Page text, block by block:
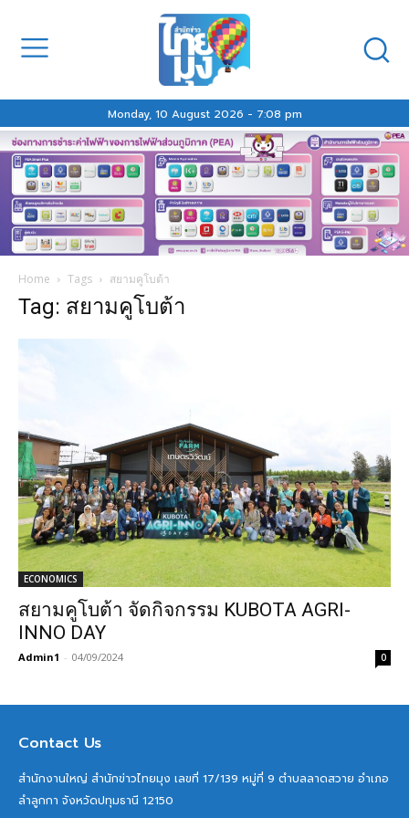
Monday, 10 August 2026 - 7:08 pm
Home Tags สยามคูโบต้า
Tag: สยามคูโบต้า
ECONOMICS
สยามคูโบต้า จัดกิจกรรม KUBOTA AGRI-
INNO DAY
Admin1 - 04/09/2024 0
Contact Us
สำนักงานใหญ่ สำนักข่าวไทยมุง เลขที่ 17/139 หมู่ที่ 9 ตำบลลาดสวาย อำเภอ
ลำลูกกา จังหวัดปทุมธานี 12150